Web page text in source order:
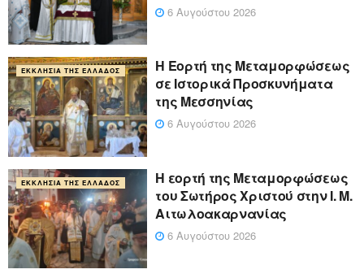
6 Αυγούστου 2026
ΕΚΚΛΗΣΊΑ ΤΗΣ ΕΛΛΆΔΟΣ
Η Εορτή της Μεταμορφώσεως
σε Ιστορικά Προσκυνήματα
της Μεσσηνίας
6 Αυγούστου 2026
ΕΚΚΛΗΣΊΑ ΤΗΣ ΕΛΛΆΔΟΣ
Η εορτή της Μεταμορφώσεως
του Σωτήρος Χριστού στην Ι. Μ.
Αιτωλοακαρνανίας
6 Αυγούστου 2026